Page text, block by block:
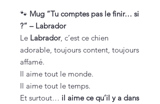
🐾 Mug “Tu comptes pas le finir… si
?” – Labrador
Le Labrador, c’est ce chien
adorable, toujours content, toujours
affamé.
Il aime tout le monde.
Il aime tout le temps.
Et surtout… il aime ce qu’il y a dans